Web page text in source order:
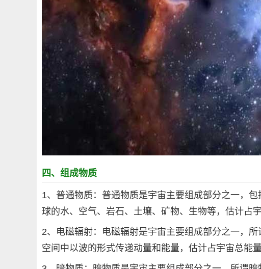
四、组成物质
1、普通物质：普通物质是宇宙主要组成部分之一，
球的水、空气、岩石、土壤、矿物、生物等，估计占
2、电磁辐射：电磁辐射是宇宙主要组成部分之一，
空间中以波的形式传递动量和能量，估计占宇宙总能